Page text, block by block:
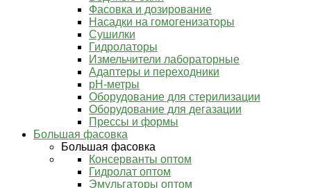
Фасовка и дозирование
Насадки на гомогенизаторы
Сушилки
Гидролаторы
Измельчители лабораторные
Адаптеры и переходники
pH-метры
Оборудование для стерилизации
Оборудование для дегазации
Прессы и формы
Большая фасовка
Большая фасовка
Консерванты оптом
Гидролат оптом
Эмульгаторы оптом